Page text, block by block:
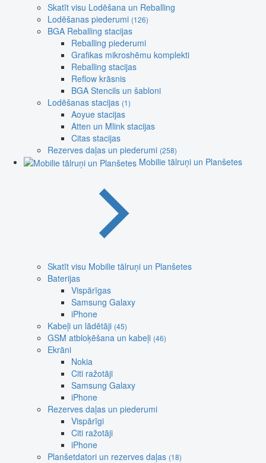
Skatīt visu Lodēšana un Reballing
Lodēšanas piederumi (126)
BGA Reballing stacijas
Reballing piederumi
Grafikas mikroshēmu komplekti
Reballing stacijas
Reflow krāsnis
BGA Stencils un šabloni
Lodēšanas stacijas (1)
Aoyue stacijas
Atten un Mlink stacijas
Citas stacijas
Rezerves daļas un piederumi (258)
Mobilie tālruņi un Planšetes
Skatīt visu Mobilie tālruņi un Planšetes
Baterijas
Vispārīgas
Samsung Galaxy
iPhone
Kabeļi un lādētāji (45)
GSM atbloķēšana un kabeļi (46)
Ekrāni
Nokia
Citi ražotāji
Samsung Galaxy
iPhone
Rezerves daļas un piederumi
Vispārīgi
Citi ražotāji
iPhone
Planšetdatori un rezerves daļas (18)